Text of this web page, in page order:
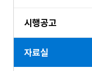
시행공고
자료실